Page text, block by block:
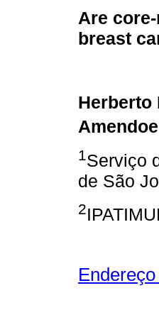
Are
breast
Herberto
1 Serviço
de São
2